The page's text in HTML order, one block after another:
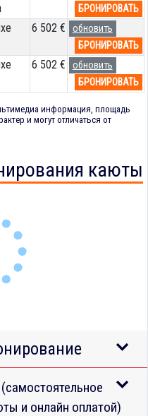
БРОНИРОВАТЬ
6 502 €
обновить
БРОНИРОВАТЬ
6 502 €
обновить
БРОНИРОВАТЬ
информация, площадь
и могут отличаться от
каюты
(самостоятельное
и онлайн оплатой)